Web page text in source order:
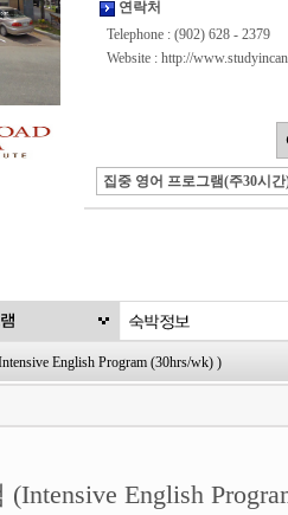
연락처
Telephone : (902) 628 - 2379
Website : http://
집중 영어 프로그램(주30시간
English Program (30hrs/wk) )
English